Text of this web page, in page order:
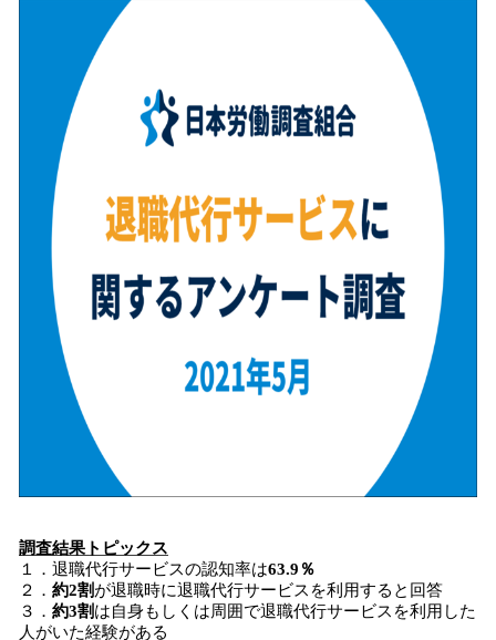
調査結果トピックス
１．退職代行サービスの認知率は63.9％
２． 約2割が退職時に退職代行サービスを利用すると回答
３． 約3割は自身もしくは周囲で退職代行サービスを利用した
人がいた経験がある